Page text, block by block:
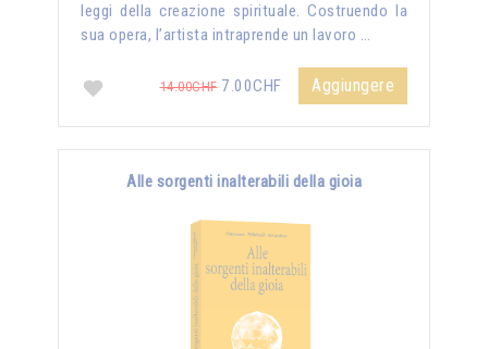
leggi della creazione spirituale. Costruendo la
sua opera, l’artista intraprende un lavoro …
14.00CHF7.00CHF Aggiungere
Alle sorgenti inalterabili della gioia